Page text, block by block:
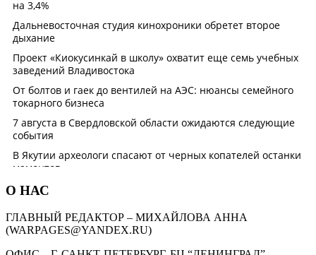
О НАС
ГЛАВНЫЙ РЕДАКТОР – МИХАЙЛОВА АННА
(WARPAGES@YANDEX.RU)